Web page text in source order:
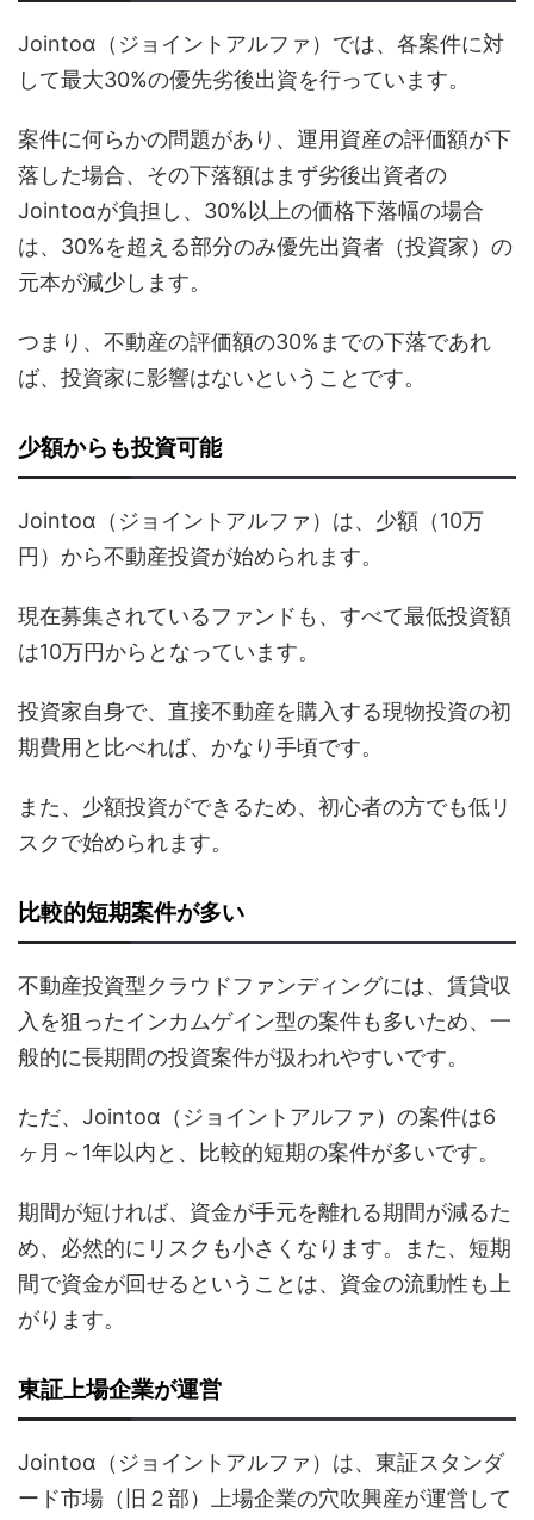
Jointoα（ジョイントアルファ）では、各案件に対
して最大30%の優先劣後出資を行っています。
案件に何らかの問題があり、運用資産の評価額が下
落した場合、その下落額はまず劣後出資者の
Jointoαが負担し、30%以上の価格下落幅の場合
は、30%を超える部分のみ優先出資者（投資家）の
元本が減少します。
つまり、不動産の評価額の30%までの下落であれ
ば、投資家に影響はないということです。
少額からも投資可能
Jointoα（ジョイントアルファ）は、少額（10万
円）から不動産投資が始められます。
現在募集されているファンドも、すべて最低投資額
は10万円からとなっています。
投資家自身で、直接不動産を購入する現物投資の初
期費用と比べれば、かなり手頃です。
また、少額投資ができるため、初心者の方でも低リ
スクで始められます。
比較的短期案件が多い
不動産投資型クラウドファンディングには、賃貸収
入を狙ったインカムゲイン型の案件も多いため、一
般的に長期間の投資案件が扱われやすいです。
ただ、Jointoα（ジョイントアルファ）の案件は6
ヶ月～1年以内と、比較的短期の案件が多いです。
期間が短ければ、資金が手元を離れる期間が減るた
め、必然的にリスクも小さくなります。また、短期
間で資金が回せるということは、資金の流動性も上
がります。
東証上場企業が運営
Jointoα（ジョイントアルファ）は、東証スタンダ
ード市場（旧２部）上場企業の穴吹興産が運営して